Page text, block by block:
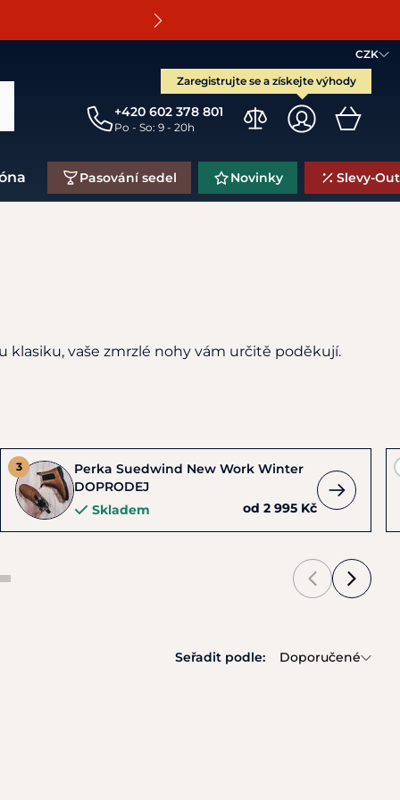
CZK
Zaregistrujte se a získejte výhody
+420 602 378 801
Po - So: 9 - 20h
Pasování sedel Novinky Slevy-
vaše zmrzlé nohy vám určitě poděkují.
Perka Suedwind New Work Winter
DOPRODEJ
Skladem
od 2 995 Kč
Seřadit podle: Doporučené